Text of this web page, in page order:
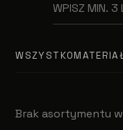
WSZYSTKO
Brak asortymentu